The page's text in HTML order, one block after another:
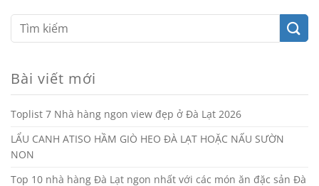
Bài viết mới
Toplist 7 Nhà hàng ngon view đẹp ở Đà Lạt 2026
LẨU CANH ATISO HẦM GIÒ HEO ĐÀ LẠT HOẶC NẤU SƯỜN
NON
Top 10 nhà hàng Đà Lạt ngon nhất với các món ăn đặc sản Đà